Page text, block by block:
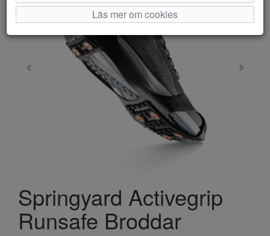
Springyard Activegrip
Runsafe Broddar
Läs mer om cookies